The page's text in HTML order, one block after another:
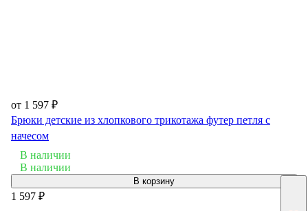
от 1 597 ₽
Брюки детские из хлопкового трикотажа футер петля с
начесом
В наличии
В наличии
В корзину
1 597 ₽